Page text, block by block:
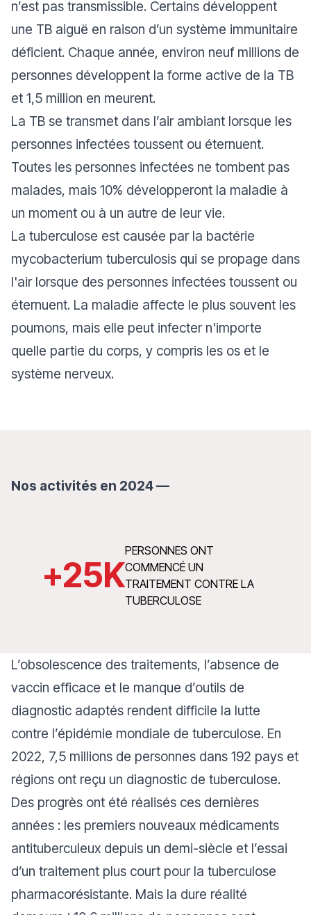
n’est pas transmissible. Certains développent
une TB aiguë en raison d’un système immunitaire
déficient. Chaque année, environ neuf millions de
personnes développent la forme active de la TB
et 1,5 million en meurent.
La TB se transmet dans l’air ambiant lorsque les
personnes infectées toussent ou éternuent.
Toutes les personnes infectées ne tombent pas
malades, mais 10% développeront la maladie à
un moment ou à un autre de leur vie.
La tuberculose est causée par la bactérie
mycobacterium tuberculosis qui se propage dans
l'air lorsque des personnes infectées toussent ou
éternuent. La maladie affecte le plus souvent les
poumons, mais elle peut infecter n'importe
quelle partie du corps, y compris les os et le
système nerveux.
Nos activités en 2024 —
+25K
PERSONNES ONT
COMMENCÉ UN
TRAITEMENT CONTRE LA
TUBERCULOSE
L’obsolescence des traitements, l’absence de
vaccin efficace et le manque d’outils de
diagnostic adaptés rendent difficile la lutte
contre l’épidémie mondiale de tuberculose. En
2022, 7,5 millions de personnes dans 192 pays et
régions ont reçu un diagnostic de tuberculose.
Des progrès ont été réalisés ces dernières
années : les premiers nouveaux médicaments
antituberculeux depuis un demi-siècle et l’essai
d’un traitement plus court pour la tuberculose
pharmacorésistante. Mais la dure réalité